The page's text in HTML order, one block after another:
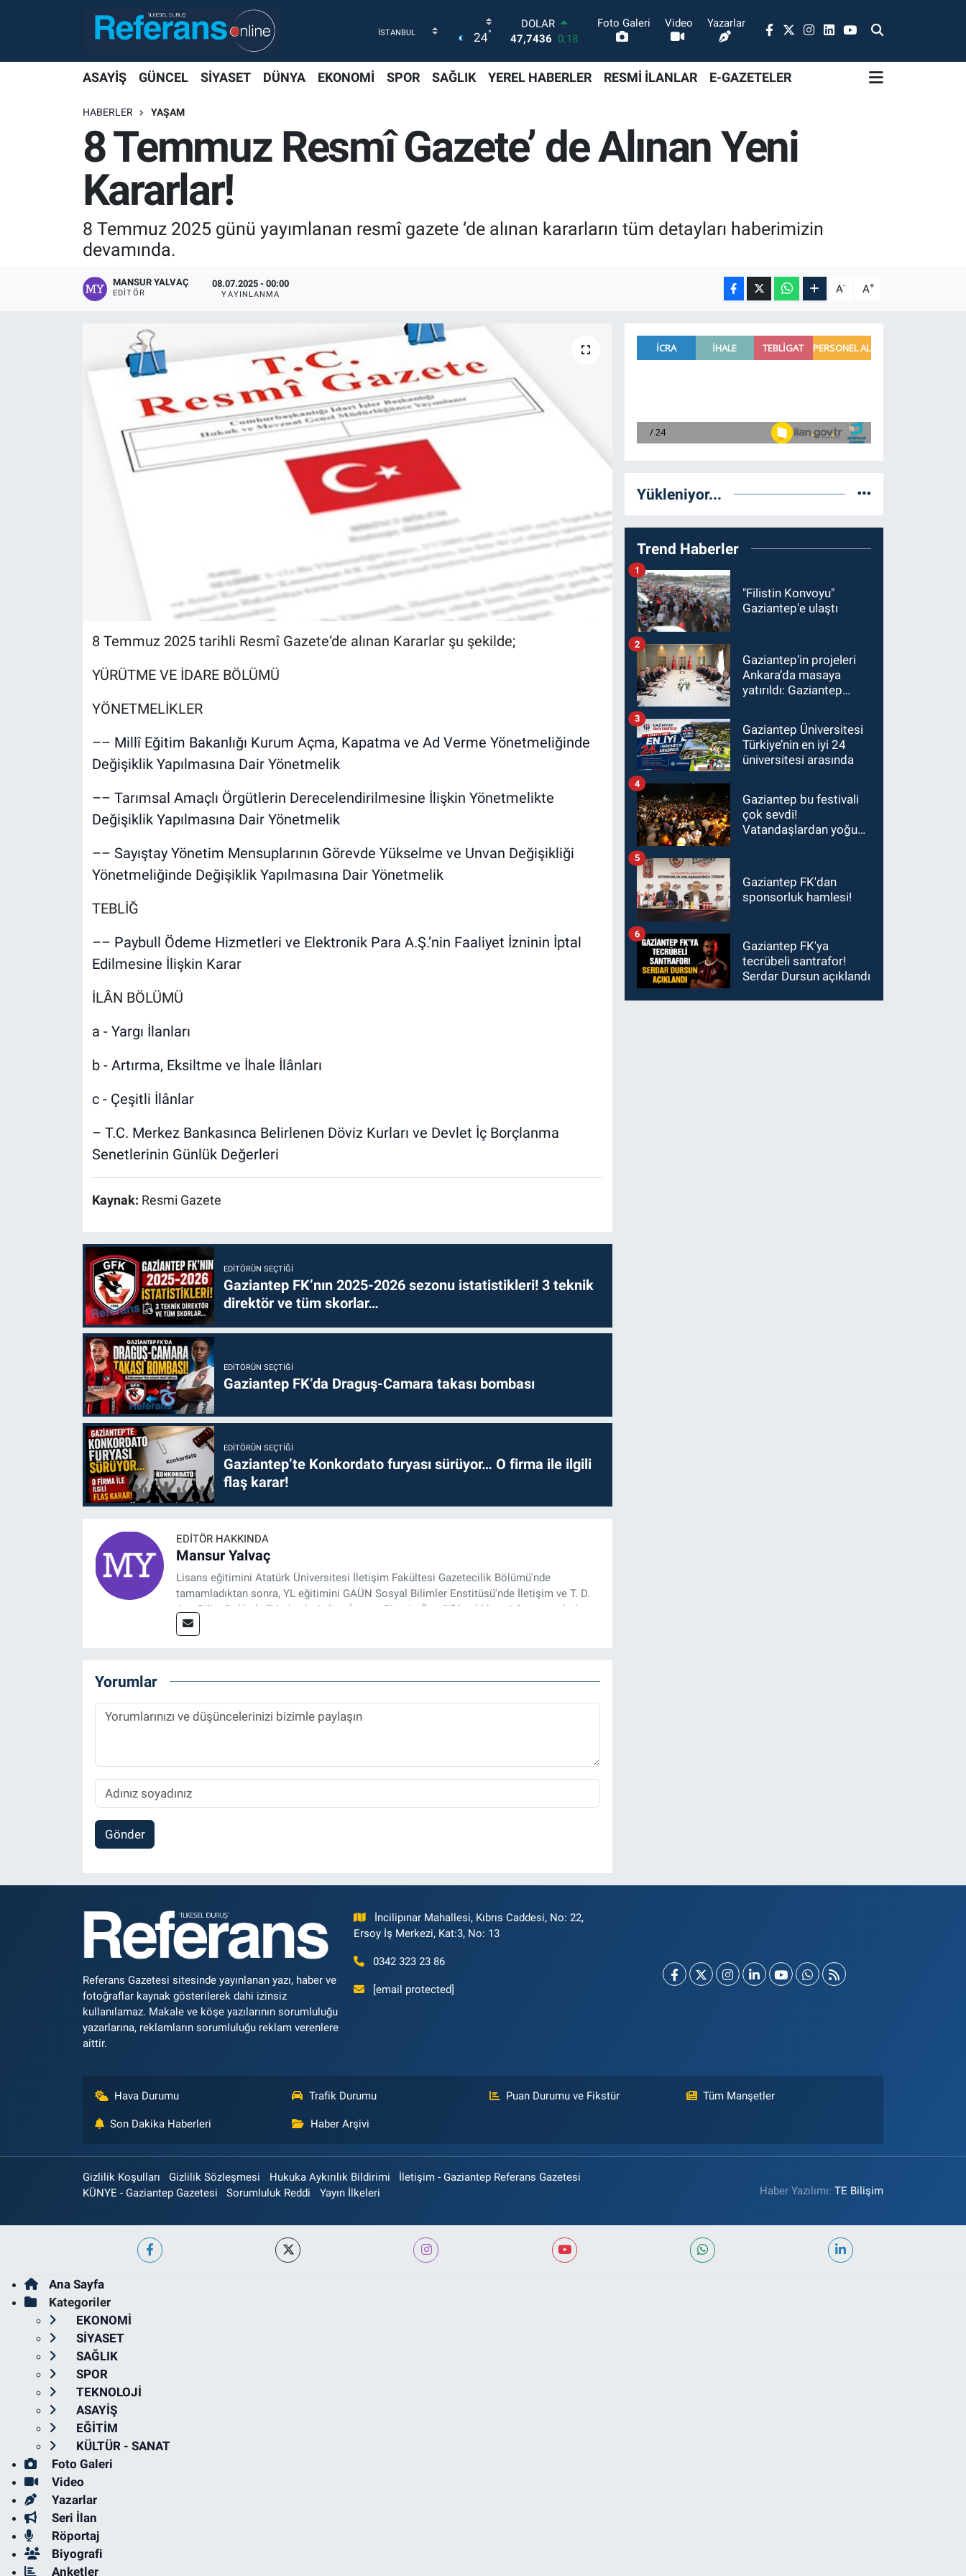
24°
DOLAR
47,7436 0.18
STERLİN
6660.55
0.03
BİST100
13.779 -14
Foto Galeri Video Yazarlar
ASAYİŞ GÜNCEL SİYASET DÜNYA EKONOMİ SPOR SAĞLIK YEREL HABERLER RESMİ İLANLAR E-GAZETELER
HABERLER YAŞAM
8 Temmuz Resmî Gazete’ de Alınan Yeni
Kararlar!
8 Temmuz 2025 günü yayımlanan resmî gazete ‘de alınan kararların tüm detayları haberimizin
devamında.
MANSUR YALVAÇ
EDITÖR
08.07.2025 - 00:00
YAYINLANMA A- A+
8 Temmuz 2025 tarihli Resmî Gazete‘de alınan Kararlar şu şekilde;
YÜRÜTME VE İDARE BÖLÜMÜ
YÖNETMELİKLER
–– Millî Eğitim Bakanlığı Kurum Açma, Kapatma ve Ad Verme Yönetmeliğinde
Değişiklik Yapılmasına Dair Yönetmelik
–– Tarımsal Amaçlı Örgütlerin Derecelendirilmesine İlişkin Yönetmelikte
Değişiklik Yapılmasına Dair Yönetmelik
–– Sayıştay Yönetim Mensuplarının Görevde Yükselme ve Unvan Değişikliği
Yönetmeliğinde Değişiklik Yapılmasına Dair Yönetmelik
TEBLİĞ
–– Paybull Ödeme Hizmetleri ve Elektronik Para A.Ş.’nin Faaliyet İzninin İptal
Edilmesine İlişkin Karar
İLÂN BÖLÜMÜ
a - Yargı İlanları
b - Artırma, Eksiltme ve İhale İlânları
c - Çeşitli İlânlar
– T.C. Merkez Bankasınca Belirlenen Döviz Kurları ve Devlet İç Borçlanma
Senetlerinin Günlük Değerleri
Kaynak: Resmi Gazete
EDITÖRÜN SEÇTIĞI
Gaziantep FK’nın 2025-2026 sezonu istatistikleri! 3 teknik
direktör ve tüm skorlar…
EDITÖRÜN SEÇTIĞI
Gaziantep FK’da Draguş-Camara takası bombası
EDITÖRÜN SEÇTIĞI
Gaziantep’te Konkordato furyası sürüyor… O firma ile ilgili
flaş karar!
EDITÖR HAKKINDA
Mansur Yalvaç
Lisans eğitimini Atatürk Üniversitesi İletişim Fakültesi Gazetecilik Bölümü'nde
tamamladıktan sonra, YL eğitimini GAÜN Sosyal Bilimler Enstitüsü'nde İletişim ve T. D.
Ana Bilim Dalı'nda “Medyada Anlam İnşası: Bitcoin Örneği” başlıklı teziyle tamamladı.
2014 yılında başladığı profesyonel kariyerini halen Referansgazetesi.com.tr'de Güncel,
Yorumlar
Gönder
Yükleniyor...
Trend Haberler
"Filistin Konvoyu"
Gaziantep'e ulaştı
1
Gaziantep’in projeleri
Ankara’da masaya
yatırıldı: Gaziantep
Şimşek’e ziyaret!
2
Gaziantep Üniversitesi
Türkiye’nin en iyi 24
üniversitesi arasında
3
Gaziantep bu festivali
çok sevdi!
Vatandaşlardan yoğun
4
Gaziantep FK'dan
sponsorluk hamlesi!
5
Gaziantep FK'ya
tecrübeli santrafor!
Serdar Dursun açıklandı
6
Referans Gazetesi sitesinde yayınlanan yazı, haber ve
fotoğraflar kaynak gösterilerek dahi izinsiz
kullanılamaz. Makale ve köşe yazılarının sorumluluğu
yazarlarına, reklamların sorumluluğu reklam verenlere
aittir.
İncilipınar Mahallesi, Kıbrıs Caddesi, No: 22,
Ersoy İş Merkezi, Kat:3, No: 13
0342 323 23 86
[email protected]
Hava Durumu Trafik Durumu Puan Durumu ve Fikstür Tüm Manşetler
Son Dakika Haberleri Haber Arşivi
Gizlilik Koşulları Gizlilik Sözleşmesi Hukuka Aykırılık Bildirimi
İletişim - Gaziantep Referans Gazetesi
KÜNYE - Gaziantep Gazetesi
Sorumluluk Reddi Yayın İlkeleri Haber Yazılımı:TE Bilişim
Ana Sayfa
Kategoriler
EKONOMİ
SİYASET
SAĞLIK
SPOR
TEKNOLOJİ
ASAYİŞ
EĞİTİM
KÜLTÜR - SANAT
Foto Galeri
Video
Yazarlar
Seri İlan
Röportaj
Biyografi
Anketler